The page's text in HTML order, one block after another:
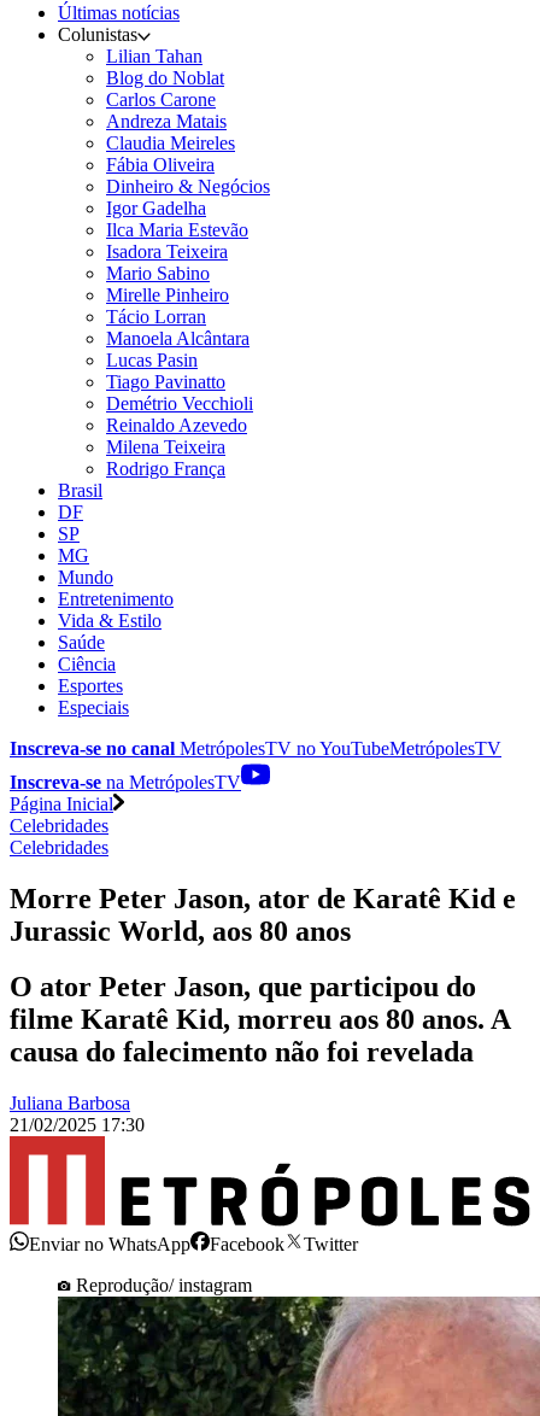
Últimas notícias
Colunistas
Lilian Tahan
Blog do Noblat
Carlos Carone
Andreza Matais
Claudia Meireles
Fábia Oliveira
Dinheiro & Negócios
Igor Gadelha
Ilca Maria Estevão
Isadora Teixeira
Mario Sabino
Mirelle Pinheiro
Tácio Lorran
Manoela Alcântara
Lucas Pasin
Tiago Pavinatto
Demétrio Vecchioli
Reinaldo Azevedo
Milena Teixeira
Rodrigo França
Brasil
DF
SP
MG
Mundo
Entretenimento
Vida & Estilo
Saúde
Ciência
Esportes
Especiais
Inscreva-se no canal MetrópolesTV noYouTubeMetrópolesTV
Inscreva-se na MetrópolesTV
Página Inicial
Celebridades
Celebridades
Morre Peter Jason, ator de Karatê Kid e
Jurassic World, aos 80 anos
O ator Peter Jason, que participou do
filme Karatê Kid, morreu aos 80 anos. A
causa do falecimento não foi revelada
Juliana Barbosa
21/02/2025 17:30
Enviar no WhatsApp Facebook
Twitter
Reprodução/ instagram